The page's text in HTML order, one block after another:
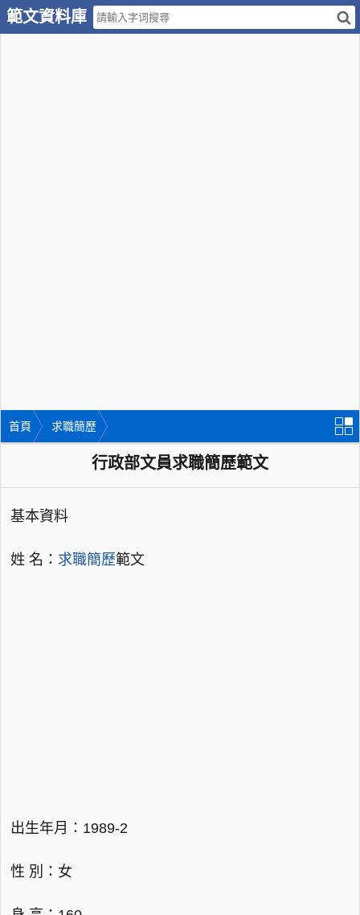
範文資料庫
首頁 求職簡歷
行政部文員求職簡歷範文
基本資料
姓 名： 求職簡歷範文
出生年月：1989-2
性 別：女